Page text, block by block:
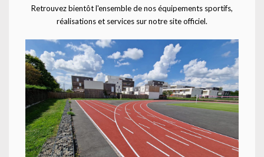
Retrouvez bientôt l'ensemble de nos équipements sportifs,
réalisations et services sur notre site officiel.
CATALOGUE SPORTPLAY Petit matériel sportif Athlétisme
Lancer
Disque à lancer-1.25kg-